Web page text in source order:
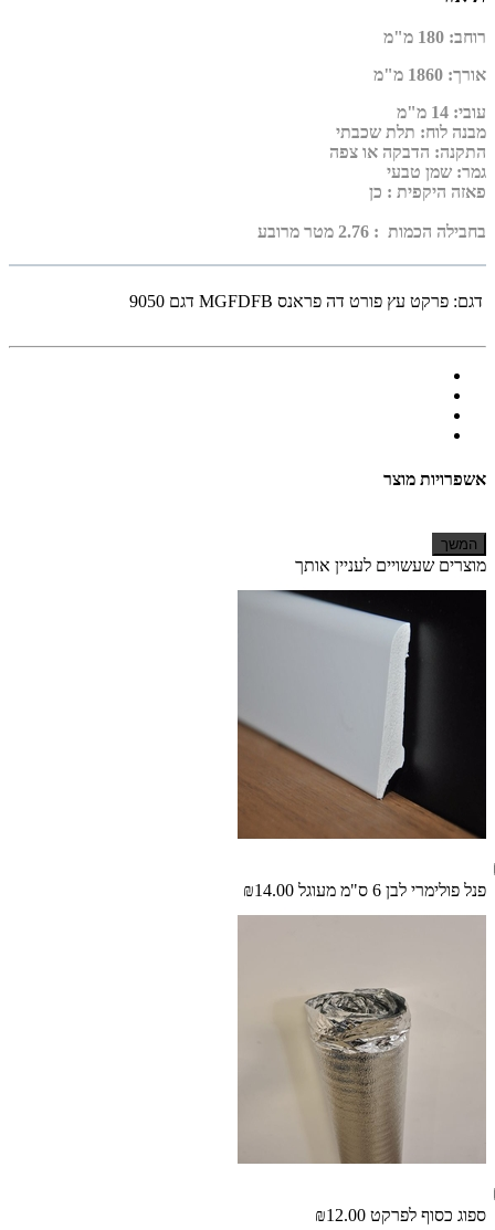
רוחב: 180 מ"מ
אורך: 1860 מ"מ
עובי: 14 מ"מ
מבנה לוח: תלת שכבתי
התקנה: הדבקה או צפה
גמר: שמן טבעי
פאזה היקפית : כן
בחבילה הכמות : 2.76 מטר מרובע
דגם: פרקט עץ פורט דה פראנס MGFDFB דגם 9050
אשפרויות מוצר
המשך
מוצרים שעשויים לעניין אותך
פנל פולימרי לבן 6 ס"מ מעוגל ₪14.00
ספוג כסוף לפרקט ₪12.00